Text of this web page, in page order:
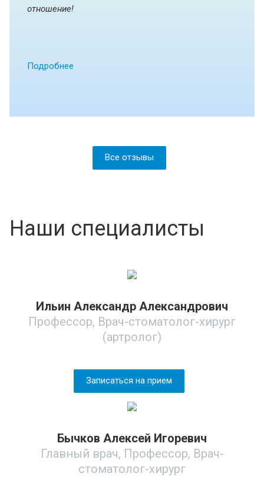
отношение!
Подробнее
Все отзывы
Наши специалисты
Ильин Александр Александрович
Профессор, Врач-стоматолог-хирург
(артролог)
Записаться на прием
Бычков Алексей Игоревич
Главный врач, Профессор, Врач-
стоматолог-хирург